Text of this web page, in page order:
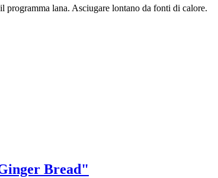
programma lana. Asciugare lontano da fonti di calore.
Bread"